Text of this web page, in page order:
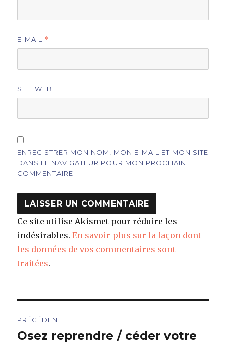
E-MAIL *
SITE WEB
ENREGISTRER MON NOM, MON E-MAIL ET MON SITE
DANS LE NAVIGATEUR POUR MON PROCHAIN
COMMENTAIRE.
Ce site utilise Akismet pour réduire les
indésirables.En savoir plus sur la façon dont
les données de vos commentaires sont
traitées.
de
PRÉCÉDENT
Article
Osez reprendre / céder votre